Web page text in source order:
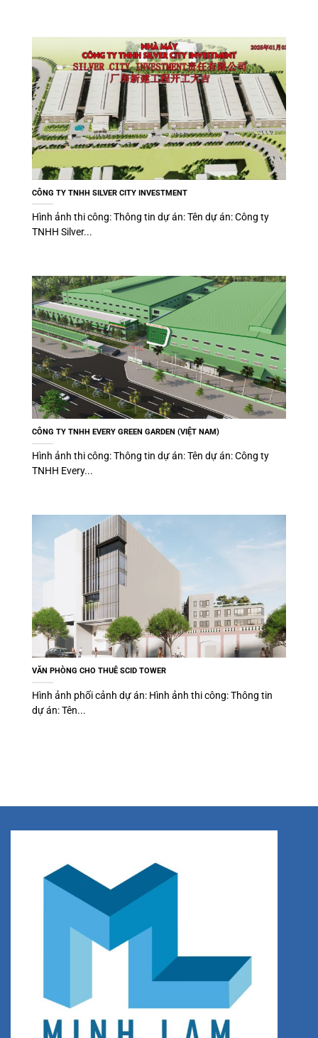
CÔNG TY TNHH SILVER CITY INVESTMENT
Hình ảnh thi công: Thông tin dự án: Tên dự án: Công ty
TNHH Silver...
CÔNG TY TNHH EVERY GREEN GARDEN (VIỆT NAM)
Hình ảnh thi công: Thông tin dự án: Tên dự án: Công ty
TNHH Every...
VĂN PHÒNG CHO THUÊ SCID TOWER
Hình ảnh phối cảnh dự án: Hình ảnh thi công: Thông tin
dự án: Tên...